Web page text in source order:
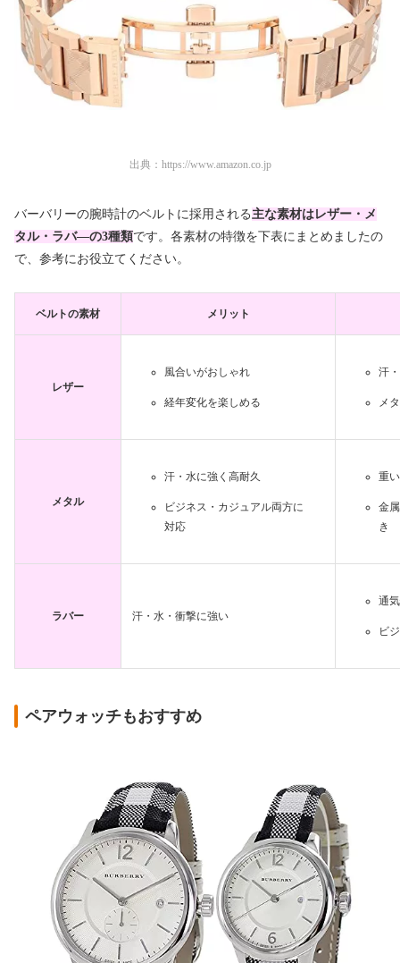
出典： https://www.amazon.co.jp
バーバリーの腕時計のベルトに採用される主な素材はレザー・メ
タル・ラバ―の3種類です。各素材の特徴を下表にまとめましたの
で、参考にお役立てください。
ベルトの素材 メリット
レザー
風合いがおしゃれ
経年変化を楽しめる
汗
メ
メタル
汗・水に強く高耐久
ビジネス・カジュアル両方に
対応
重い
金
き
ラバー 汗・水・衝撃に強い
通
ビ
ペアウォッチもおすすめ